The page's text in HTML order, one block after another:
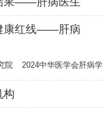
康红线——肝病
院
2024中华医学会肝病学
分会学术年
构